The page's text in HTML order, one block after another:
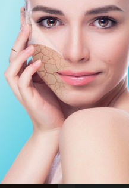
une peau éclatante
notre blog spécialisé.